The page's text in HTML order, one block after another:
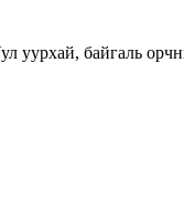
байгаль